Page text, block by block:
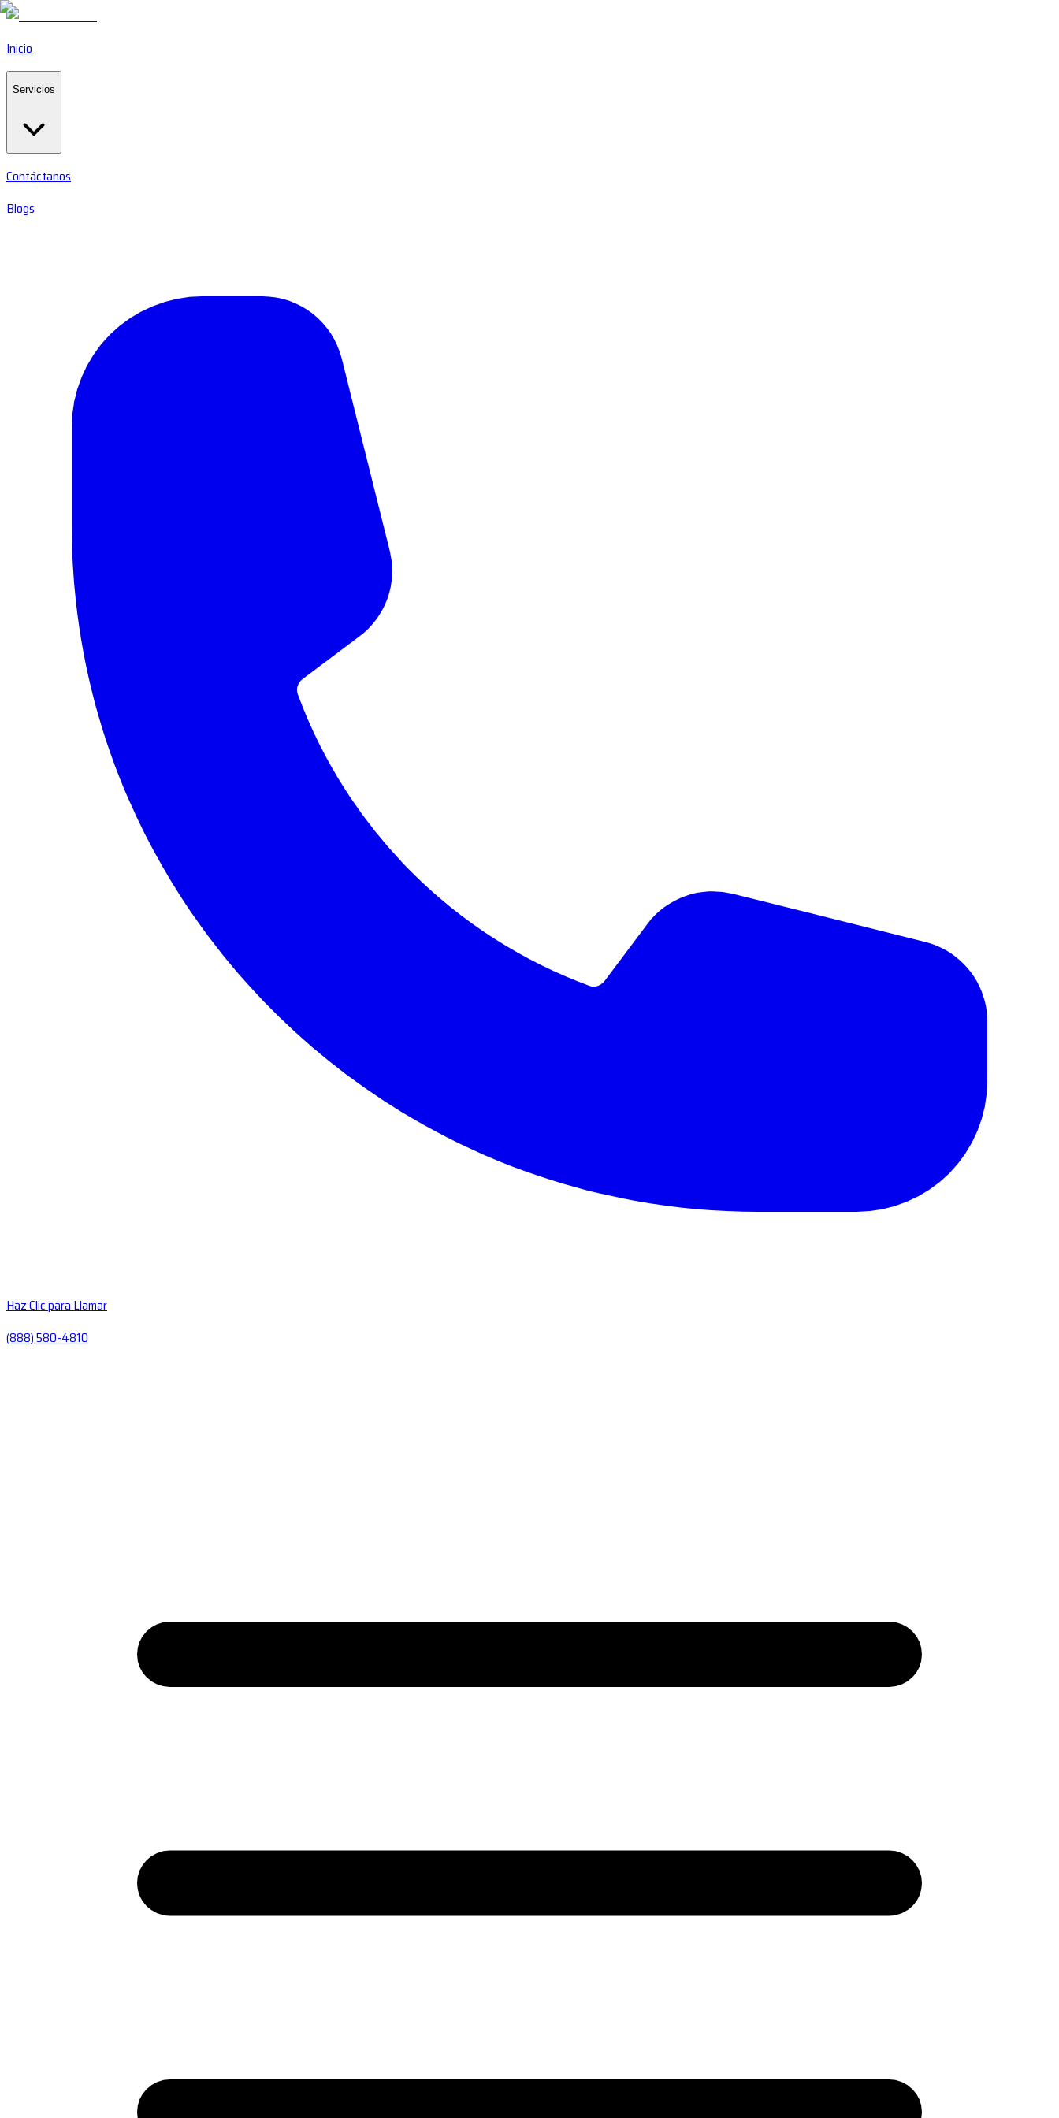
Inicio
Servicios
Contáctanos
Blogs
Haz Clic para Llamar
(888) 580-4810